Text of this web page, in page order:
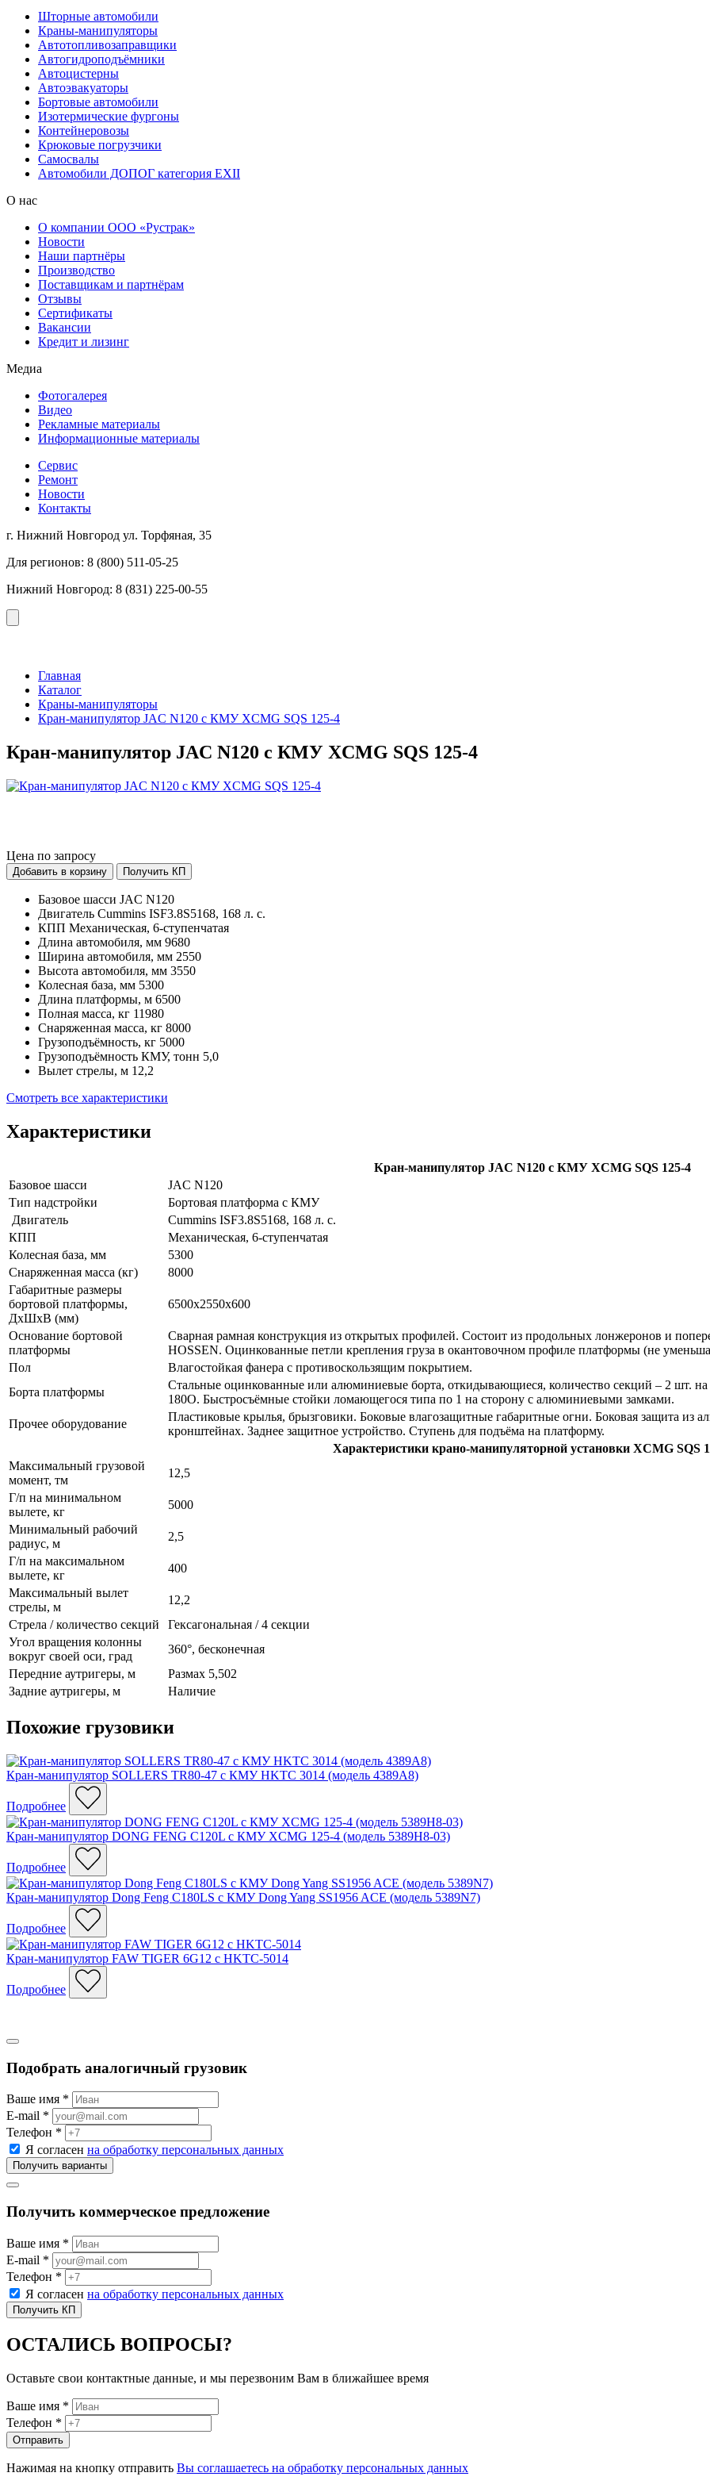
Шторные автомобили
Краны-манипуляторы
Автотопливозаправщики
Автогидроподъёмники
Автоцистерны
Автоэвакуаторы
Бортовые автомобили
Изотермические фургоны
Контейнеровозы
Крюковые погрузчики
Самосвалы
Автомобили ДОПОГ категория EXII
О нас
О компании ООО «Рустрак»
Новости
Наши партнёры
Производство
Поставщикам и партнёрам
Отзывы
Сертификаты
Вакансии
Кредит и лизинг
Медиа
Фотогалерея
Видео
Рекламные материалы
Информационные материалы
Сервис
Ремонт
Новости
Контакты
г. Нижний Новгород ул. Торфяная, 35
Для регионов: 8 (800) 511-05-25
Нижний Новгород: 8 (831) 225-00-55
Главная
Каталог
Краны-манипуляторы
Кран-манипулятор JAC N120 с КМУ XCMG SQS 125-4
Кран-манипулятор JAC N120 с КМУ XCMG SQS 125-4
Цена по запросу
Добавить в корзину Получить КП
Базовое шасси JAC N120
Двигатель Cummins ISF3.8S5168, 168 л. с.
КПП Механическая, 6-ступенчатая
Длина автомобиля, мм 9680
Ширина автомобиля, мм 2550
Высота автомобиля, мм 3550
Колесная база, мм 5300
Длина платформы, м 6500
Полная масса, кг 11980
Снаряженная масса, кг 8000
Грузоподъёмность, кг 5000
Грузоподъёмность КМУ, тонн 5,0
Вылет стрелы, м 12,2
Смотреть все характеристики
Характеристики
Кран-манипулятор JAC N120 с КМУ XCMG SQS 125-4
Базовое шасси
JAC N120
Тип надстройки
Бортовая платформа с КМУ
Двигатель
Cummins ISF3.8S5168, 168 л. с.
КПП
Механическая, 6-ступенчатая
Колесная база, мм
5300
Снаряженная масса (кг)
8000
Габаритные размеры
бортовой платформы,
ДхШхВ (мм)
6500х2550х600
Основание бортовой
платформы
Сварная рамная конструкция из открытых профилей. Состоит из продольных лонжеронов и
HOSSEN. Оцинкованные петли крепления груза в окантовочном профиле платформы (не
Пол
Влагостойкая фанера с противоскользящим покрытием.
Борта платформы
Стальные оцинкованные или алюминиевые борта, откидывающиеся, количество секций – 2 шт.
180О. Быстросъёмные стойки ломающегося типа по 1 на сторону с алюминиевыми замками.
Прочее оборудование
Пластиковые крылья, брызговики. Боковые влагозащитные габаритные огни. Боковая защита
кронштейнах. Заднее защитное устройство. Ступень для подъёма на платформу.
Характеристики крано-манипуляторной установки XCMG SQS
Максимальный грузовой
момент, тм
12,5
Г/п на минимальном
вылете, кг
5000
Минимальный рабочий
радиус, м
2,5
Г/п на максимальном
вылете, кг
400
Максимальный вылет
стрелы, м
12,2
Стрела / количество секций
Гексагональная / 4 секции
Угол вращения колонны
вокруг своей оси, град
360°, бесконечная
Передние аутригеры, м
Размах 5,502
Задние аутригеры, м
Наличие
Похожие грузовики
Кран-манипулятор SOLLERS TR80-47 с КМУ HKTC 3014 (модель 4389A8)
Подробнее
Кран-манипулятор DONG FENG C120L с КМУ XCMG 125-4 (модель 5389H8-03)
Подробнее
Кран-манипулятор Dong Feng C180LS с КМУ Dong Yang SS1956 ACE (модель 5389N7)
Подробнее
Кран-манипулятор FAW TIGER 6G12 с HKTC-5014
Подробнее
Подобрать аналогичный грузовик
Ваше имя *
E-mail *
Телефон *
Я согласен на обработку персональных данных
Получить коммерческое предложение
Ваше имя *
E-mail *
Телефон *
Я согласен на обработку персональных данных
ОСТАЛИСЬ ВОПРОСЫ?
Оставьте свои контактные данные, и мы перезвоним Вам в ближайшее время
Ваше имя *
Телефон *
Нажимая на кнопку отправить Вы соглашаетесь на обработку персональных данных